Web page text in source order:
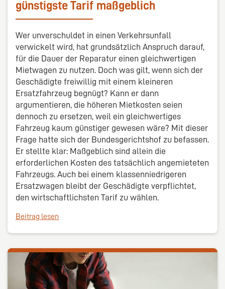
günstigste Tarif maßgeblich
Wer unverschuldet in einen Verkehrsunfall
verwickelt wird, hat grundsätzlich Anspruch darauf,
für die Dauer der Reparatur einen gleichwertigen
Mietwagen zu nutzen. Doch was gilt, wenn sich der
Geschädigte freiwillig mit einem kleineren
Ersatzfahrzeug begnügt? Kann er dann
argumentieren, die höheren Mietkosten seien
dennoch zu ersetzen, weil ein gleichwertiges
Fahrzeug kaum günstiger gewesen wäre? Mit dieser
Frage hatte sich der Bundesgerichtshof zu befassen.
Er stellte klar: Maßgeblich sind allein die
erforderlichen Kosten des tatsächlich angemieteten
Fahrzeugs. Auch bei einem klassenniedrigeren
Ersatzwagen bleibt der Geschädigte verpflichtet,
den wirtschaftlichsten Tarif zu wählen.
Beitrag lesen